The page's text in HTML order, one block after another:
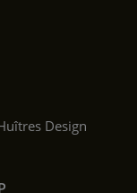
Design